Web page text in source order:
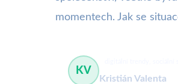
momentech. Jak se
KV
Kristián Valenta